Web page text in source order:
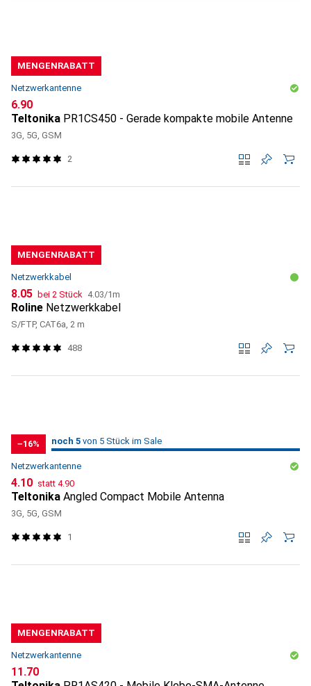
MENGENRABATT
Netzwerkantenne
CHF
6.90
Teltonika PR1CS450 - Gerade kompakte mobile Antenne
3G, 5G, GSM
2
MENGENRABATT
Netzwerkkabel
CHF
8.05 bei 2 Stück CHF
4.03/1m
Roline Netzwerkkabel
S/FTP, CAT6a, 2 m
488
−16% 5 / 5
5 / 5 im Sale
noch 5 von 5 Stück im Sale
Netzwerkantenne
CHF
4.10 statt CHF
4.90
Teltonika Angled Compact Mobile Antenna
3G, 5G, GSM
1
MENGENRABATT
Netzwerkantenne
CHF
11.70